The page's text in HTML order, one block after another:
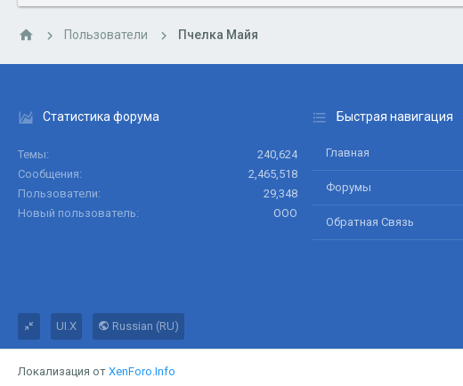
Пользователи Пчелка Майя
Статистика форума
Темы
240,624
Сообщения
2,465,518
Пользователи
29,348
Новый пользователь
ООО
Быстрая навигация
Главная
Форумы
Обратная Связь
UI.X Russian (RU)
Локализация от XenForo.Info